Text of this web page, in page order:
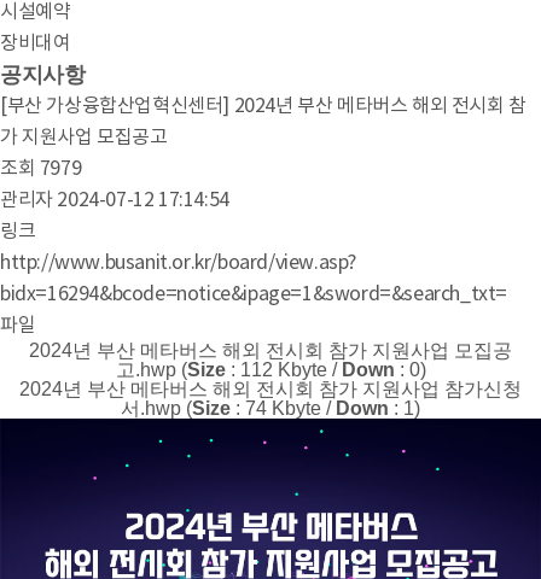
시설예약
장비대여
공지사항
[부산 가상융합산업혁신센터] 2024년 부산 메타버스 해외 전시회 참
가 지원사업 모집공고
조회 7979
관리자 2024-07-12 17:14:54
링크
http://www.busanit.or.kr/board/view.asp?
bidx=16294&bcode=notice&ipage=1&sword=&search_txt=
파일
2024년 부산 메타버스 해외 전시회 참가 지원사업 모집공
고.hwp (Size: 112 Kbyte / Down : 0)
2024년 부산 메타버스 해외 전시회 참가 지원사업 참가신청
서.hwp (Size : 74 Kbyte / Down : 1)